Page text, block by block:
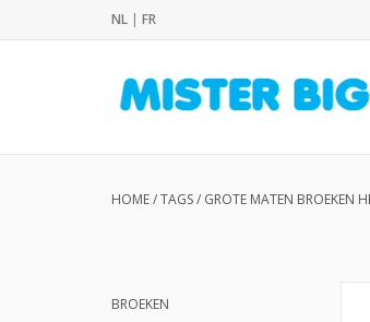
NL | FR
HOME/TAGS/ GROTE MATEN BROEKEN
BROEKEN